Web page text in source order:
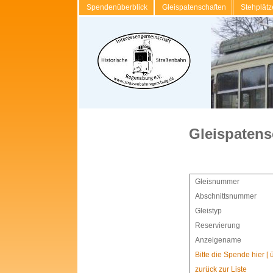
Spendenüberblick Gleispatenschaften
Gleisnummer
Abschnittsnummer
Gleistyp
Reservierung
Anzeigename
Bitte die Spende hier [
zurück zur Liste